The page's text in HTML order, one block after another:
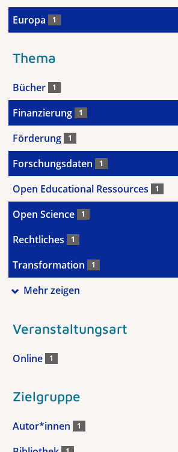
Europa 1
Thema
Bücher 1
Finanzierung 1
Förderung 1
Forschungsdaten 1
Open Educational Ressources 1
Open Science 1
Rechtliches 1
Transformation 1
Mehr zeigen
Veranstaltungsart
Online 1
Zielgruppe
Autor*innen 1